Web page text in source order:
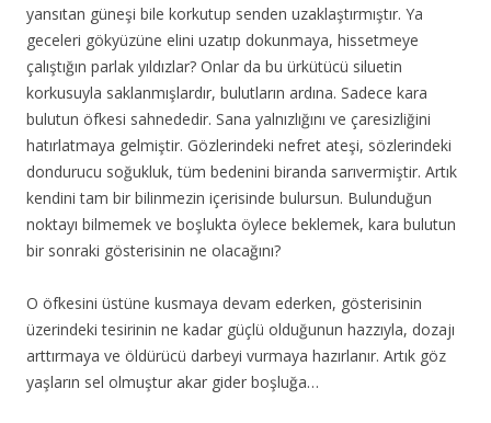
yansıtan güneşi bile korkutup senden uzaklaştırmıştır. Ya
geceleri gökyüzüne elini uzatıp dokunmaya, hissetmeye
çalıştığın parlak yıldızlar? Onlar da bu ürkütücü siluetin
korkusuyla saklanmışlardır, bulutların ardına. Sadece kara
bulutun öfkesi sahnededir. Sana yalnızlığını ve çaresizliğini
hatırlatmaya gelmiştir. Gözlerindeki nefret ateşi, sözlerindeki
dondurucu soğukluk, tüm bedenini biranda sarıvermiştir. Artık
kendini tam bir bilinmezin içerisinde bulursun. Bulunduğun
noktayı bilmemek ve boşlukta öylece beklemek, kara bulutun
bir sonraki gösterisinin ne olacağını?
O öfkesini üstüne kusmaya devam ederken, gösterisinin
üzerindeki tesirinin ne kadar güçlü olduğunun hazzıyla, dozajı
arttırmaya ve öldürücü darbeyi vurmaya hazırlanır. Artık göz
yaşların sel olmuştur akar gider boşluğa…